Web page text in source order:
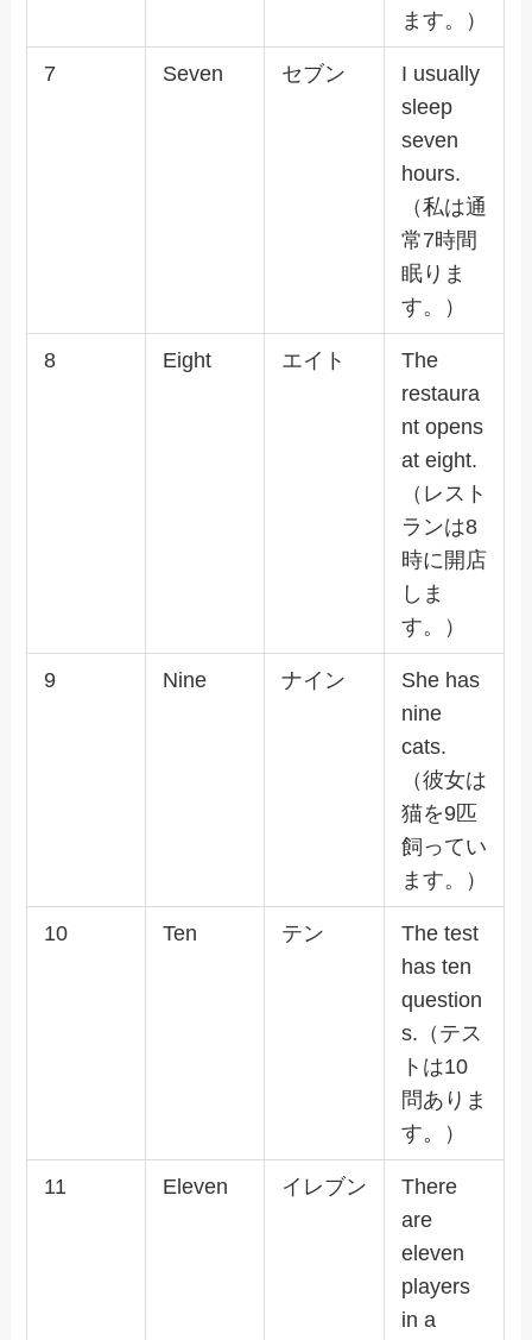
ます。）
7 Seven セブン
I usually
sleep
seven
hours.
（私は通
常7時間
眠りま
す。）
8 Eight エイト
The
restaura
nt opens
at eight.
（レスト
ランは8
時に開店
しま
す。）
9 Nine ナイン
She has
nine
cats.
（彼女は
猫を9匹
飼ってい
ます。）
10 Ten テン
The test
has ten
question
s.（テス
トは10
問ありま
す。）
11 Eleven イレブン
There
are
eleven
players
in a